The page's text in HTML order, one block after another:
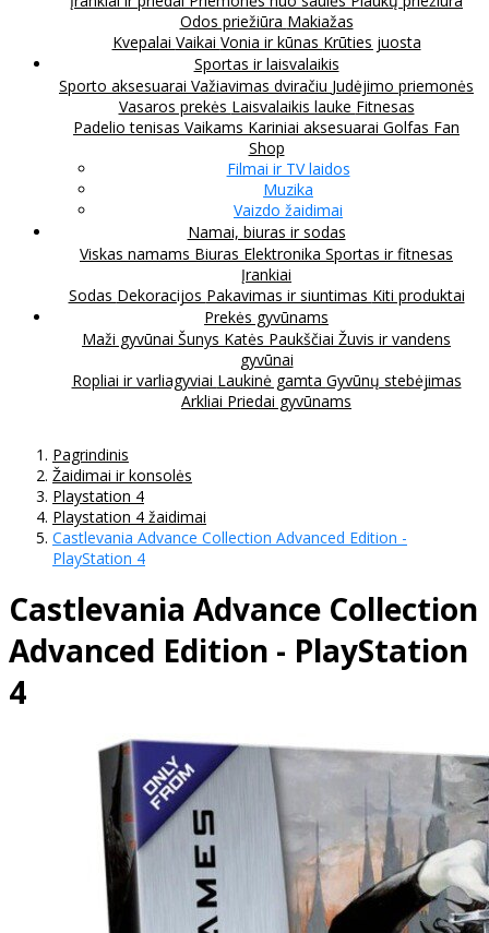
Odos priežiūra Makiažas
Kvepalai Vaikai Vonia ir kūnas Krūties juosta
Sportas ir laisvalaikis
Sporto aksesuarai Važiavimas dviračiu Judėjimo priemonės
Vasaros prekės Laisvalaikis lauke Fitnesas
Padelio tenisas Vaikams Kariniai aksesuarai Golfas Fan
Shop
Filmai ir TV laidos
Muzika
Vaizdo žaidimai
Namai, biuras ir sodas
Viskas namams Biuras Elektronika Sportas ir fitnesas
Įrankiai
Sodas Dekoracijos Pakavimas ir siuntimas Kiti produktai
Prekės gyvūnams
Maži gyvūnai Šunys Katės Paukščiai Žuvis ir vandens
gyvūnai
Ropliai ir varliagyviai Laukinė gamta Gyvūnų stebėjimas
Arkliai Priedai gyvūnams
Pagrindinis
Žaidimai ir konsolės
Playstation 4
Playstation 4 žaidimai
Castlevania Advance Collection Advanced Edition -
PlayStation 4
Castlevania Advance Collection
Advanced Edition - PlayStation
4